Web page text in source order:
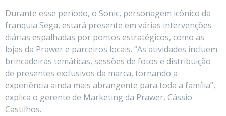
Durante esse período, o Sonic, personagem icônico da
franquia Sega, estará presente em várias intervenções
diárias espalhadas por pontos estratégicos, como as
lojas da Prawer e parceiros locais. “As atividades incluem
brincadeiras temáticas, sessões de fotos e distribuição
de presentes exclusivos da marca, tornando a
experiência ainda mais abrangente para toda a família”,
explica o gerente de Marketing da Prawer, Cássio
Castilhos.